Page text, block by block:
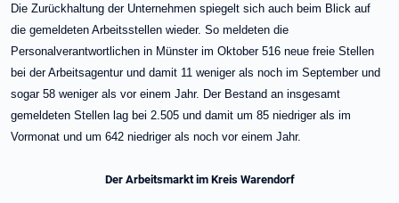
Die Zurückhaltung der Unternehmen spiegelt sich auch beim Blick auf
die gemeldeten Arbeitsstellen wieder. So meldeten die
Personalverantwortlichen in Münster im Oktober 516 neue freie Stellen
bei der Arbeitsagentur und damit 11 weniger als noch im September und
sogar 58 weniger als vor einem Jahr. Der Bestand an insgesamt
gemeldeten Stellen lag bei 2.505 und damit um 85 niedriger als im
Vormonat und um 642 niedriger als noch vor einem Jahr.
Der Arbeitsmarkt im Kreis Warendorf